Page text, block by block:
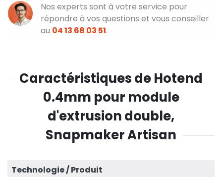
Nos experts sont à votre service pour
répondre à vos questions et vous conseiller
au 04 13 68 03 51.
Caractéristiques de Hotend
0.4mm pour module
d'extrusion double,
Snapmaker Artisan
Technologie / Produit